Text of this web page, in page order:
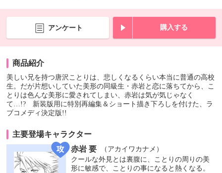
アンケート 購入する
商品紹介
美しい兄を持つ唐沢ことりは、悲しくなるくらい本当に普通の高校
生。だが片想いしていた美形の同級生・赤岩と恋に落ちてから、こ
とりは色んな美形に愛されてしまい、赤岩は気が気じゃなく
て…!? 新装版用に特別再編集＆ショート描き下ろしを付けた、ラ
ブコメディ決定版!!
主要登場キャラクター
赤岩 要
（アカイワカナメ）
クールな外見とは裏腹に、ことりの周りの美
形に敏感で、ことりの事になると熱くなる。